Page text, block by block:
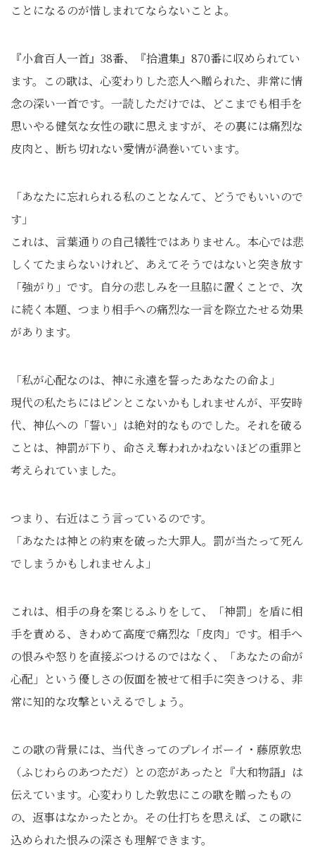
ことになるのが惜しまれてならないことよ。
『小倉百人一首』38番、『拾遺集』870番に収められてい
ます。この歌は、心変わりした恋人へ贈られた、非常に情
念の深い一首です。一読しただけでは、どこまでも相手を
思いやる健気な女性の歌に思えますが、その裏には痛烈な
皮肉と、断ち切れない愛情が渦巻いています。
「あなたに忘れられる私のことなんて、どうでもいいので
す」
これは、言葉通りの自己犠牲ではありません。本心では悲
しくてたまらないけれど、あえてそうではないと突き放す
「強がり」です。自分の悲しみを一旦脇に置くことで、次
に続く本題、つまり相手への痛烈な一言を際立たせる効果
があります。
「私が心配なのは、神に永遠を誓ったあなたの命よ」
現代の私たちにはピンとこないかもしれませんが、平安時
代、神仏への「誓い」は絶対的なものでした。それを破る
ことは、神罰が下り、命さえ奪われかねないほどの重罪と
考えられていました。
つまり、右近はこう言っているのです。
「あなたは神との約束を破った大罪人。罰が当たって死ん
でしまうかもしれませんよ」
これは、相手の身を案じるふりをして、「神罰」を盾に相
手を責める、きわめて高度で痛烈な「皮肉」です。相手へ
の恨みや怒りを直接ぶつけるのではなく、「あなたの命が
心配」という優しさの仮面を被せて相手に突きつける、非
常に知的な攻撃といえるでしょう。
この歌の背景には、当代きってのプレイボーイ・藤原敦忠
（ふじわらのあつただ）との恋があったと『大和物語』は
伝えています。心変わりした敦忠にこの歌を贈ったもの
の、返事はなかったとか。その仕打ちを思えば、この歌に
込められた恨みの深さも理解できます。